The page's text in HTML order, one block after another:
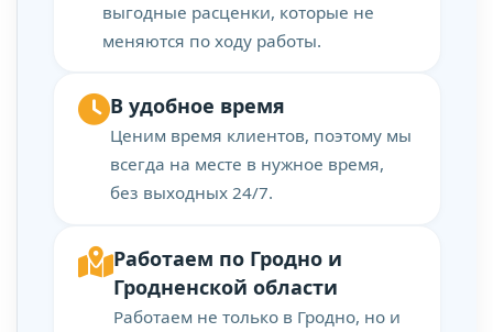
выгодные расценки, которые не
меняются по ходу работы.
В удобное время
Ценим время клиентов, поэтому мы
всегда на месте в нужное время,
без выходных 24/7.
Работаем по Гродно и
Гродненской области
Работаем не только в Гродно, но и